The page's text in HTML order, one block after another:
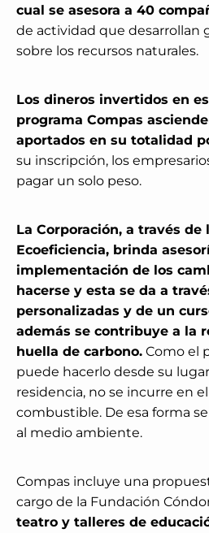
cual se asesora a 40
de actividad que desarrollan
sobre los recursos naturales.
Los dineros invertidos en
programa Compas
aportados en su totalidad
su inscripción, los
pagar un solo peso.
La Corporación, a través de
Ecoeficiencia, brinda
implementación de los
hacerse y esta se da a
personalizadas y de un
además se contribuye a la
huella de carbono. Como el
puede hacerlo desde su
residencia, no se incurre en
combustible. De esa forma
al medio ambiente.
Compas incluye una
cargo de la Fundación
teatro y talleres de